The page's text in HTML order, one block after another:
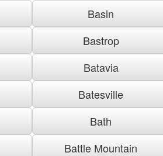
Basin
Bastrop
Batavia
Batesville
Bath
Battle Mountain